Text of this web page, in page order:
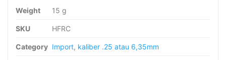
Weight 15 g
SKU HFRC
Category Import, kaliber .25 atau 6,35mm